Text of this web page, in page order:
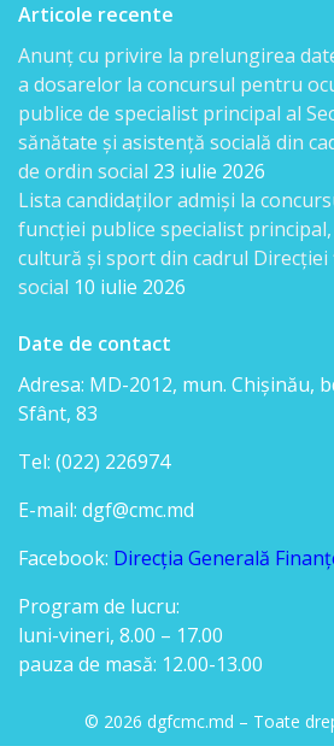
Secția
servicii
interne
Regulamente
Posturi
vacante
Anunțuri
concurs
Lista
admiși
la
concurs
Lista
candidaților
Articole recente
Anunț cu privire la prelungirea
a dosarelor la concursul pentru
publice de specialist principal al
sănătate și asistență socială din
de ordin social 23 iulie 2026
Lista candidaţilor admişi la
funcției publice specialist
cultură și sport din cadrul
social 10 iulie 2026
Date de contact
Adresa: MD-2012, mun. Chişinău,
Sfânt, 83
Tel: (022) 226974
E-mail: dgf@cmc.md
Facebook: Direcția Generală
Program de lucru:
luni-vineri, 8.00 – 17.00
pauza de masă: 12.00-13.00
© 2026 dgfcmc.md – Toate